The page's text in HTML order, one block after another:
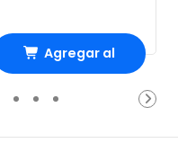
Agregar al
Carro